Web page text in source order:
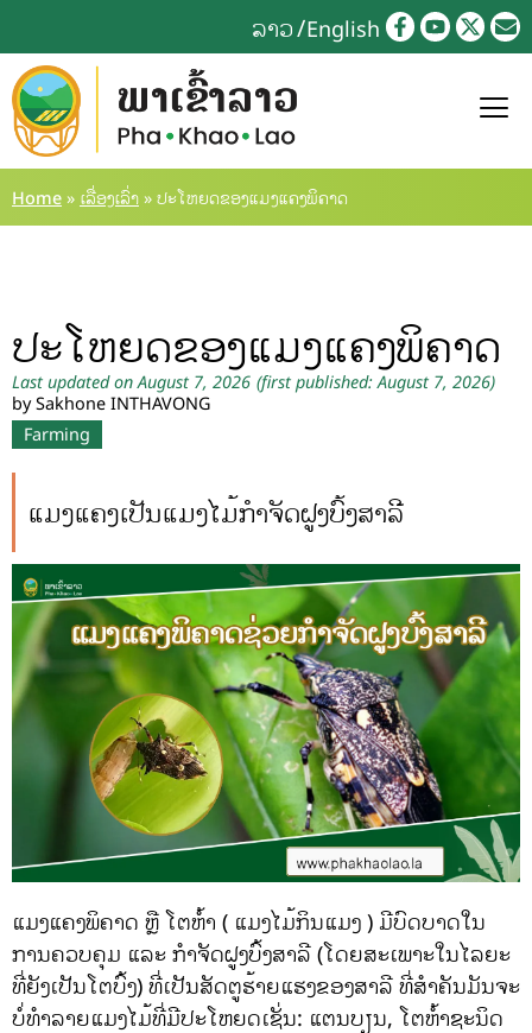
ລາວ English
Home » ເລື່ອງເລົ່າ » ປະໂຫຍດຂອງແມງແຄງພິຄາດ
ປະໂຫຍດຂອງແມງແຄງພິຄາດ
Last updated on August 7, 2026 (first published: August 7, 2026)
by Sakhone INTHAVONG
Farming
ແມງແຄງເປັນແມງໄມ້ກຳຈັດຝູງບົ້ງສາລີ
ແມງແຄງພິຄາດ ຫຼື ໂຕຫ້ຳ ( ແມງໄມ້ກິນແມງ ) ມີບົດບາດໃນ
ການຄວບຄຸມ ແລະ ກຳຈັດຝູງບົ້ງສາລີ (ໂດຍສະເພາະໃນໄລຍະ
ທີ່ຍັງເປັນໂຕບົ້ງ) ທີ່ເປັນສັດຕູຮ້າຍແຮງຂອງສາລີ ທີ່ສຳຄັນມັນຈະ
ບໍ່ທຳລາຍແມງໄມ້ທີ່ມີປະໂຫຍດເຊັ່ນ: ແຕນບຽນ, ໂຕຫ້ຳຊະນິດ